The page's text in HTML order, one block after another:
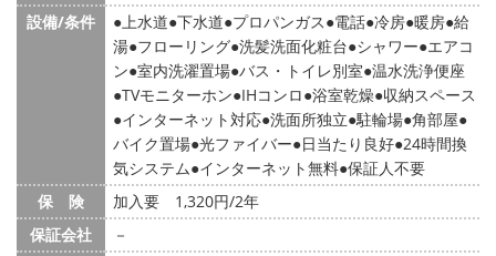
設備/条件
上水道 下水道 プロパンガス 電話 冷房 暖房 給
湯 フローリング 洗髪洗面化粧台 シャワー エアコ
ン 室内洗濯置場 バス・トイレ別室 温水洗浄便座
TVモニターホン IHコンロ 浴室乾燥 収納スペース
インターネット対応 洗面所独立 駐輪場 角部屋
バイク置場 光ファイバー 日当たり良好 24時間換
気システム インターネット無料 保証人不要
保 険
加入要 1,320円/2年
保証会社
－